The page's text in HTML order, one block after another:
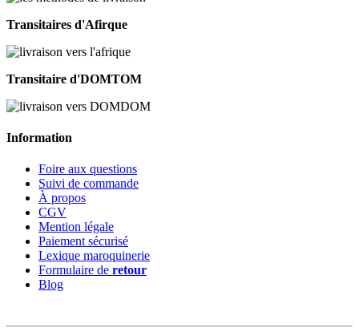
Transitaires d'Afirque
Transitaire d'DOMTOM
Information
Foire aux questions
Suivi de commande
À propos
CGV
Mention légale
Paiement sécurisé
Lexique maroquinerie
Formulaire de retour
Blog